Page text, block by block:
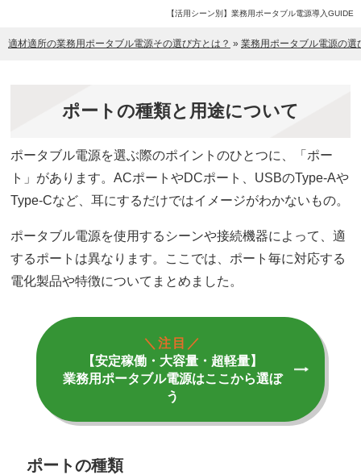
【活用シーン別】業務用ポータブル電源導入GUIDE
適材適所の業務用ポータブル電源その選び方とは？ » 業務用ポータブル電源の選
ポートの種類と用途について
ポータブル電源を選ぶ際のポイントのひとつに、「ポー
ト」があります。ACポートやDCポート、USBのType-Aや
Type-Cなど、耳にするだけではイメージがわかないもの。
ポータブル電源を使用するシーンや接続機器によって、適
するポートは異なります。ここでは、ポート毎に対応する
電化製品や特徴についてまとめました。
＼注目／
【安定稼働・大容量・超軽量】
業務用ポータブル電源はここから選ぼ
う
ポートの種類